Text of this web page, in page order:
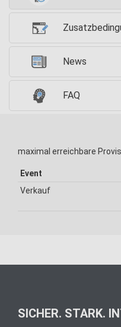
News
FAQ
maximal erreichbare
Event
Verkauf
SICHER. STARK.